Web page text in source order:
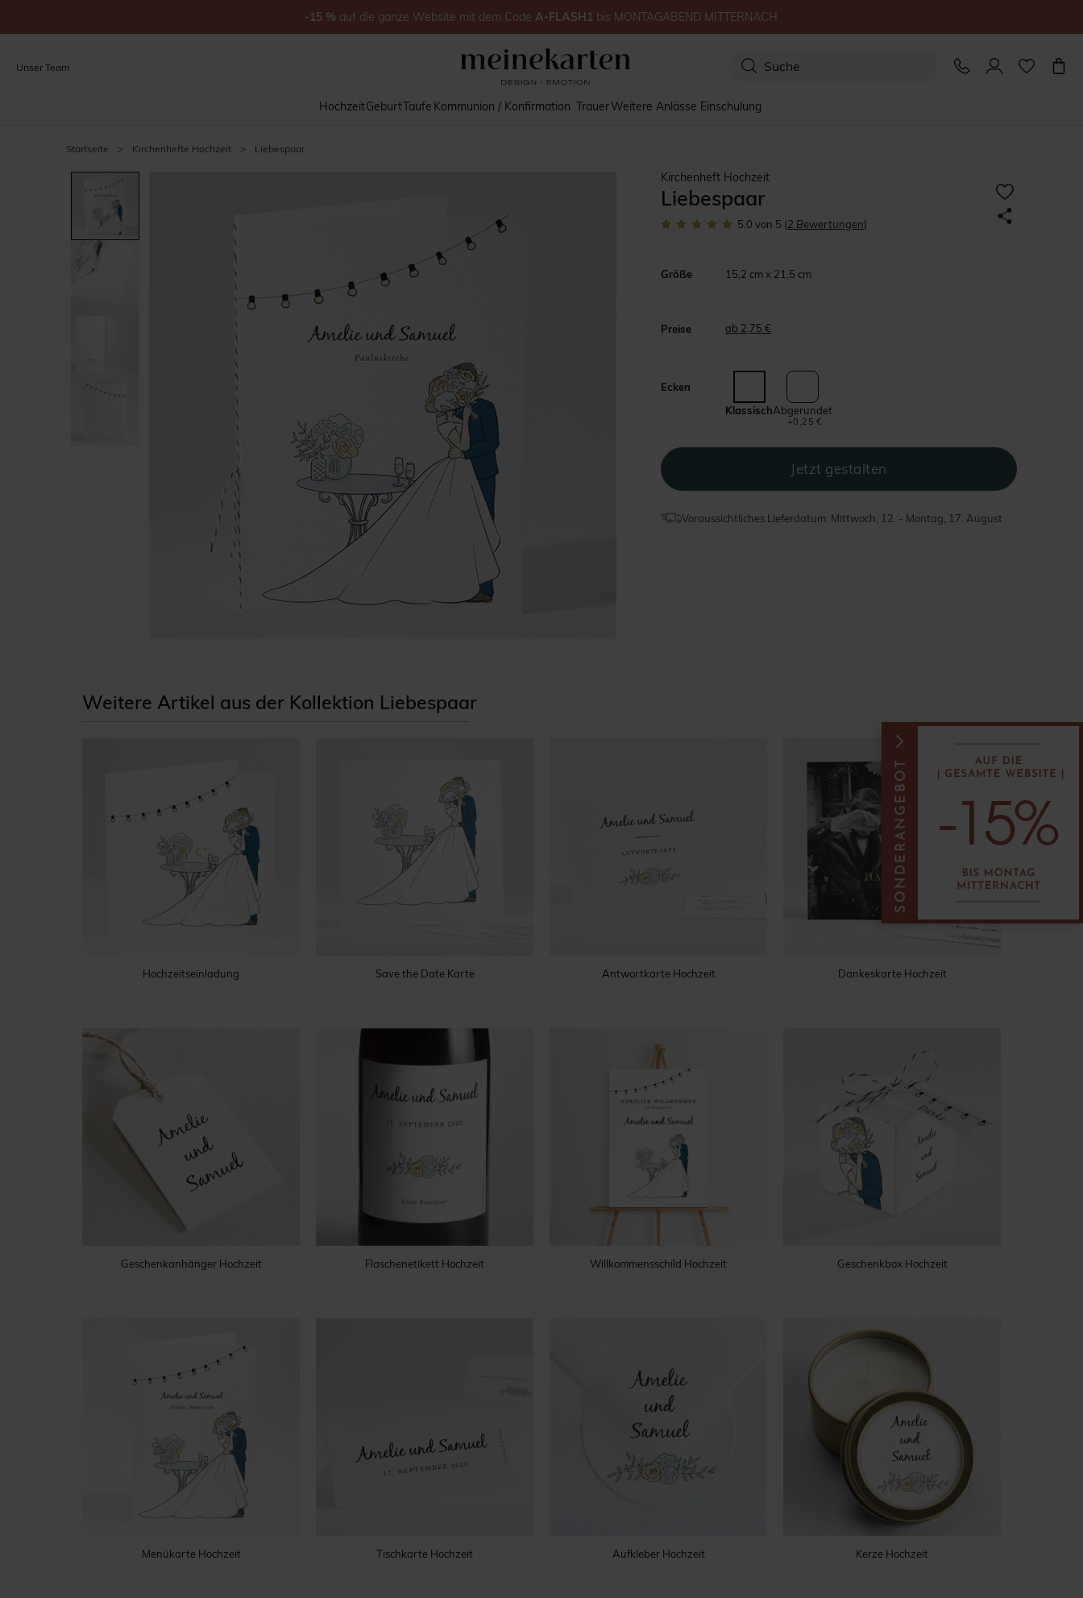
Unser Team
HochzeitGeburtTaufe Kommunion / Konfirmation TrauerWeitere Anlässe Einschulung
Startseite > Kirchenhefte Hochzeit > Liebespaar
Kirchenheft Hochzeit
Liebespaar
5.0 von 5 (2 Bewertungen)
Größe 15,2 cm x 21,5 cm
Preise ab 2,75 €
Ecken
KlassischAbgerundet
+0,25 €
Voraussichtliches Lieferdatum: Mittwoch, 12. - Montag, 17. August
Weitere Artikel aus der Kollektion Liebespaar
Hochzeitseinladung Save the Date Karte Antwortkarte Hochzeit Dankeskarte Hochzeit
Geschenkanhänger Hochzeit Flaschenetikett Hochzeit Willkommensschild Hochzeit Geschenkbox Hochzeit
Menükarte Hochzeit Tischkarte Hochzeit Aufkleber Hochzeit Kerze Hochzeit
-15 % auf die ganze Website mit dem Code A-FLASH1 bis MONTAGABEND MITTERNACH